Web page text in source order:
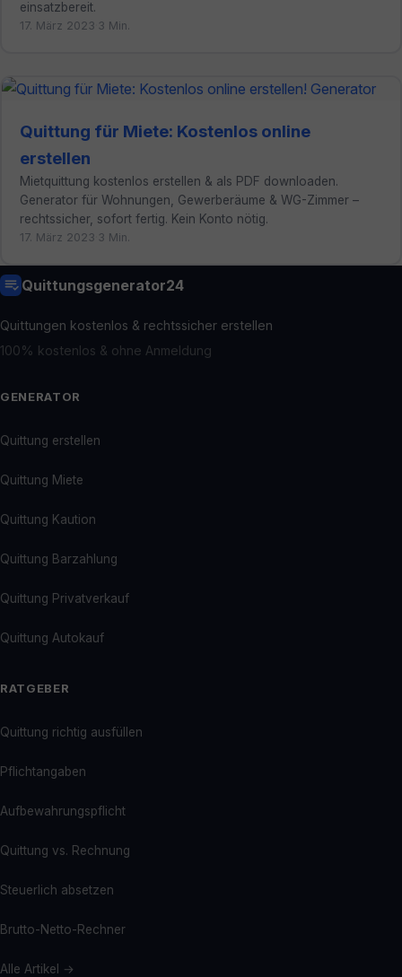
einsatzbereit.
17. März 2023 3 Min.
Quittung für Miete: Kostenlos online
erstellen
Mietquittung kostenlos erstellen & als PDF downloaden.
Generator für Wohnungen, Gewerberäume & WG-Zimmer –
rechtssicher, sofort fertig. Kein Konto nötig.
17. März 2023 3 Min.
Quittungsgenerator24
Quittungen kostenlos & rechtssicher erstellen
100% kostenlos & ohne Anmeldung
GENERATOR
Quittung erstellen
Quittung Miete
Quittung Kaution
Quittung Barzahlung
Quittung Privatverkauf
Quittung Autokauf
RATGEBER
Quittung richtig ausfüllen
Pflichtangaben
Aufbewahrungspflicht
Quittung vs. Rechnung
Steuerlich absetzen
Brutto-Netto-Rechner
Alle Artikel →